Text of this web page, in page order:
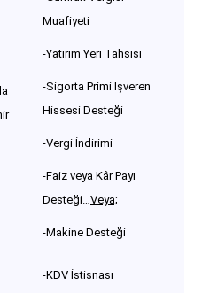
Muafiyeti
-Yatırım Yeri Tahsisi
-Sigorta Primi İşveren
Hissesi Desteği
-Vergi İndirimi
-Faiz veya Kâr Payı
Desteği…Veya;
-Makine Desteği
-KDV İstisnası